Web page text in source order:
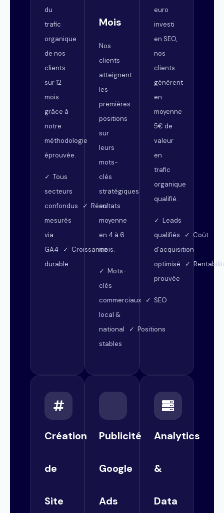
du
trafic
organique
de nos
clients
sur 12
mois
grâce à
notre
méthodologie
éprouvée.
✓ Tous
secteurs
confondus ✓ Résultats
mesurés
via
GA4 ✓ Croissance
durable
Mois
Nos
clients
atteignent
les
premières
positions
sur
leurs
mots-
clés
stratégiques
en
moyenne
en 4 à 6
mois.
✓ Mots-
clés
commerciaux ✓ SEO
local &
national ✓ Positions
stables
euro
investi
en SEO,
nos
clients
génèrent
en
moyenne
5€ de
valeur
en
trafic
organique
qualifié.
✓ Leads
qualifiés ✓ Coût
d’acquisition
optimisé ✓
prouvée
Création
de
Site
Publicité
Google
Ads
Analytics
&
Data